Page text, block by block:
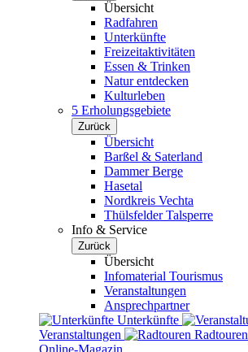
Übersicht
Radfahren
Unterkünfte
Freizeitaktivitäten
Essen & Trinken
Natur entdecken
Kulturleben
5 Erholungsgebiete
Zurück
Übersicht
Barßel & Saterland
Dammer Berge
Hasetal
Nordkreis Vechta
Thülsfelder Talsperre
Info & Service
Zurück
Übersicht
Infomaterial Tourismus
Veranstaltungen
Ansprechpartner
Unterkünfte
Veranstaltungen
Radtouren
Online-Magazin